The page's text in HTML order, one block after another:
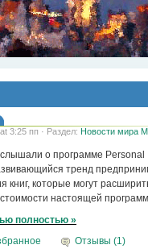
3:25 пп · Раздел: Новости мира
о программе
тренд
книг, которые могут
настоящей
полностью »
Отзывы (1)